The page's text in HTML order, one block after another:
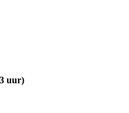
uur)